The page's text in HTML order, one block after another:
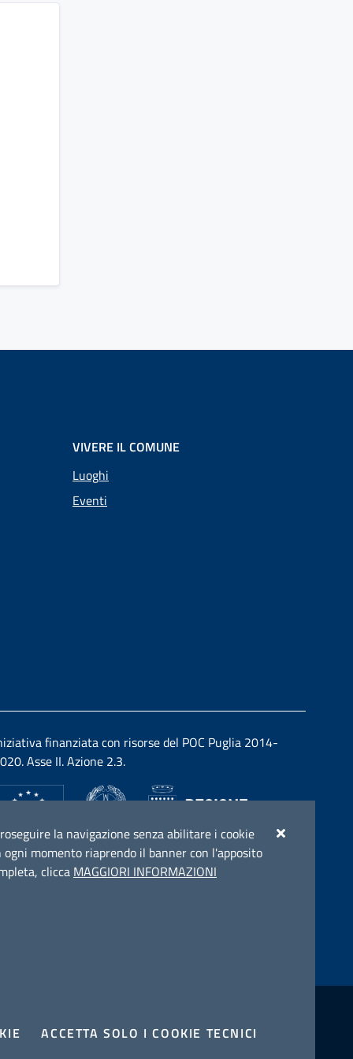
la navigazione senza abilitare i cookie
momento riaprendo il banner con l'apposito
clicca MAGGIORI INFORMAZIONI
ACCETTA SOLO I COOKIE TECNICI
VIVERE IL COMUNE
Luoghi
Eventi
finanziata con risorse del POC Puglia 2014-
Asse II. Azione 2.3.